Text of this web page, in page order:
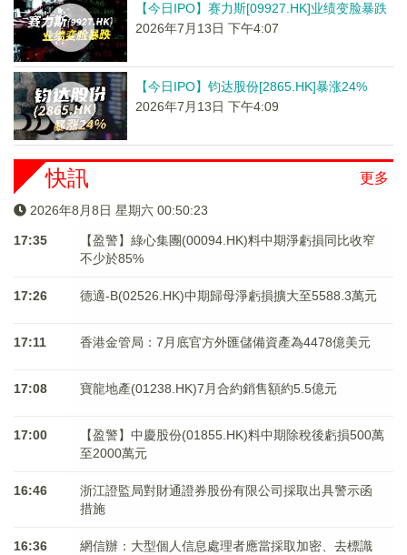
【今日IPO】赛力斯[09927.HK]业绩变脸暴跌
2026年7月13日 下午4:07
【今日IPO】钧达股份[2865.HK]暴涨24%
2026年7月13日 下午4:09
更多
快訊
2026年8月8日 星期六 00:50:24
17:35
【盈警】綠心集團(00094.HK)料中期淨虧損同比收窄
不少於85%
17:26 德適-B(02526.HK)中期歸母淨虧損擴大至5588.3萬元
17:11 香港金管局：7月底官方外匯儲備資產為4478億美元
17:08 寶龍地產(01238.HK)7月合約銷售額約5.5億元
17:00
【盈警】中慶股份(01855.HK)料中期除稅後虧損500萬
至2000萬元
16:46
浙江證監局對財通證券股份有限公司採取出具警示函
措施
16:36
網信辦：大型個人信息處理者應當採取加密、去標識